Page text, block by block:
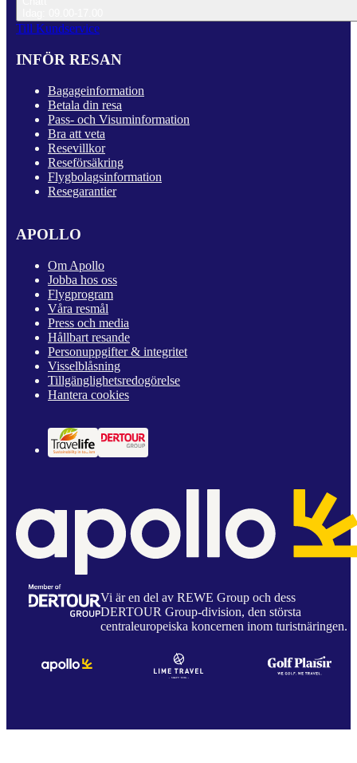
Till Kundservice
INFÖR RESAN
Bagageinformation
Betala din resa
Pass- och Visuminformation
Bra att veta
Resevillkor
Reseförsäkring
Flygbolagsinformation
Resegarantier
APOLLO
Om Apollo
Jobba hos oss
Flygprogram
Våra resmål
Press och media
Hållbart resande
Personuppgifter & integritet
Visselblåsning
Tillgänglighetsredogörelse
Hantera cookies
Vi är en del av REWE Group och dess
DERTOUR Group-division, den största
centraleuropeiska koncernen inom turistnäringen.